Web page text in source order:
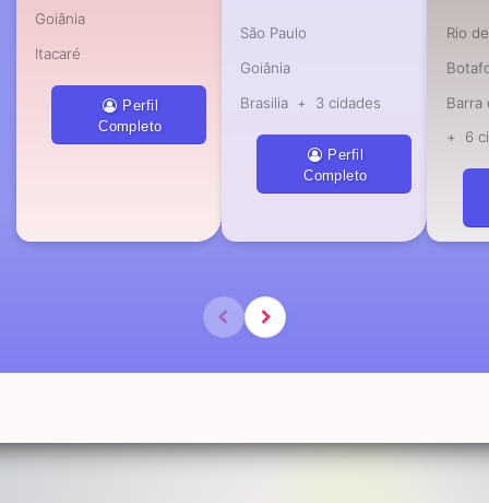
Goiânia
Itacaré
Perfil
Completo
São Paulo
Goiânia
Brasilia + 3 cidades
Perfil
Completo
Rio
Barra
+
6